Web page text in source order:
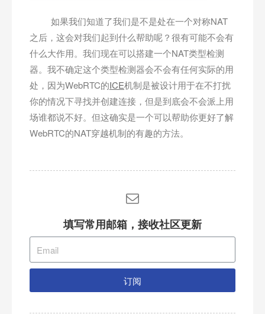
如果我们知道了我们是不是处在一个对称NAT
之后，这会对我们起到什么帮助呢？很有可能不会有
什么大作用。我们现在可以搭建一个NAT类型检测
器。我不确定这个类型检测器会不会有任何实际的用
处，因为WebRTC的ICE机制是被设计用于在不打扰
你的情况下寻找并创建连接，但是到底会不会派上用
场谁都说不好。但这确实是一个可以帮助你更好了解
WebRTC的NAT穿越机制的有趣的方法。
填写常用邮箱，接收社区更新
订阅